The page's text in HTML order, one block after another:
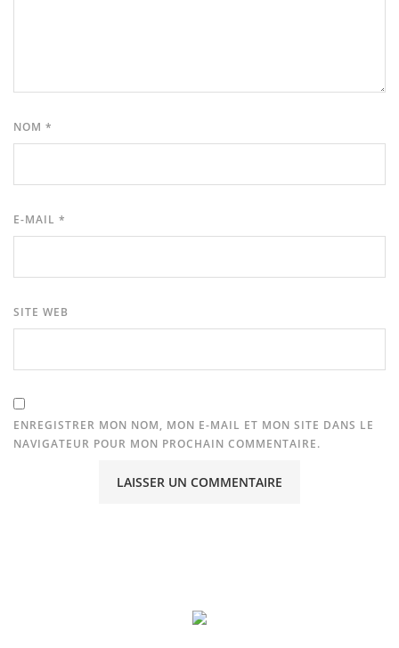
NOM *
E-MAIL *
SITE WEB
ENREGISTRER MON NOM, MON E-MAIL ET MON SITE DANS LE
NAVIGATEUR POUR MON PROCHAIN COMMENTAIRE.